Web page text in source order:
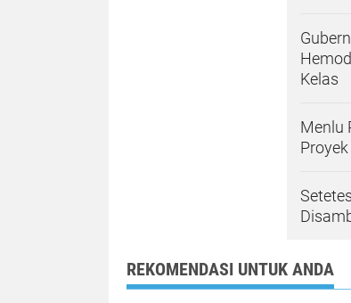
Kelas
Menlu
REKOMENDASI UNTUK ANDA